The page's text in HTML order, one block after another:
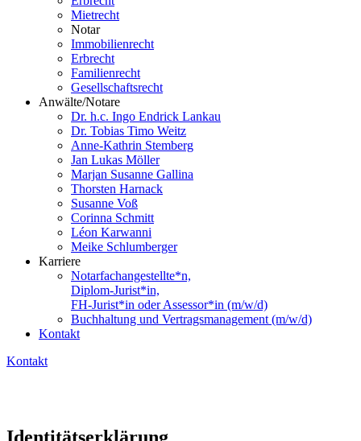
Mietrecht
Notar
Immobilienrecht
Erbrecht
Familienrecht
Gesellschaftsrecht
Anwälte/Notare
Dr. h.c. Ingo Endrick Lankau
Dr. Tobias Timo Weitz
Anne-Kathrin Stemberg
Jan Lukas Möller
Marjan Susanne Gallina
Thorsten Harnack
Susanne Voß
Corinna Schmitt
Léon Karwanni
Meike Schlumberger
Karriere
Notarfachangestellte*n,
Diplom-Jurist*in,
FH-Jurist*in oder Assessor*in (m/w/d)
Buchhaltung und Vertragsmanagement (m/w/d)
Kontakt
Kontakt